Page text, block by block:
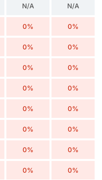
N/A N/A
0% 0%
0% 0%
0% 0%
0% 0%
0% 0%
0% 0%
0% 0%
0% 0%